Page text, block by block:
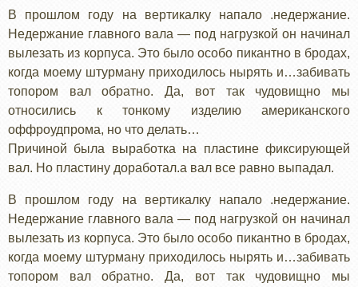
В прошлом году на вертикалку напало .недержание.
Недержание главного вала — под нагрузкой он начинал
вылезать из корпуса. Это было особо пикантно в бродах,
когда моему штурману приходилось нырять и…забивать
топором вал обратно. Да, вот так чудовищно мы
относились к тонкому изделию американского
оффроудпрома, но что делать…
Причиной была выработка на пластине фиксирующей
вал. Но пластину доработал.а вал все равно выпадал.
В прошлом году на вертикалку напало .недержание.
Недержание главного вала — под нагрузкой он начинал
вылезать из корпуса. Это было особо пикантно в бродах,
когда моему штурману приходилось нырять и…забивать
топором вал обратно. Да, вот так чудовищно мы